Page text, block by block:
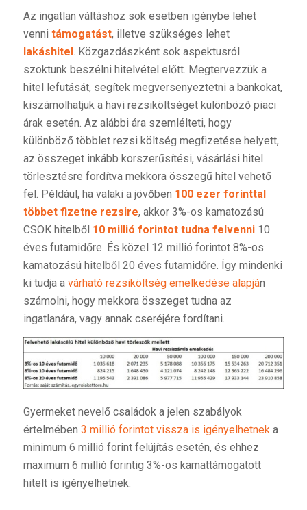
Az ingatlan váltáshoz sok esetben igénybe lehet
venni támogatást, illetve szükséges lehet
lakáshitel . Közgazdászként sok aspektusról
szoktunk beszélni hitelvétel előtt. Megtervezzük a
hitel lefutását, segítek megversenyeztetni a bankokat,
kiszámolhatjuk a havi rezsiköltséget különböző piaci
árak esetén. Az alábbi ára szemlélteti, hogy
különböző többlet rezsi költség megfizetése helyett,
az összeget inkább korszerűsítési, vásárlási hitel
törlesztésre fordítva mekkora összegű hitel vehető
fel. Például, ha valaki a jövőben 100 ezer forinttal
többet fizetne rezsire, akkor 3%-os kamatozású
CSOK hitelből 10 millió forintot tudna felvenni10
éves futamidőre. És közel 12 millió forintot 8%-os
kamatozású hitelből 20 éves futamidőre. Így mindenki
ki tudja a várható rezsiköltség emelkedése alapján
számolni, hogy mekkora összeget tudna az
ingatlanára, vagy annak cseréjére fordítani.
Gyermeket nevelő családok a jelen szabályok
értelmében 3 millió forintot vissza is igényelhetneka
minimum 6 millió forint felújítás esetén, és ehhez
maximum 6 millió forintig 3%-os kamattámogatott
hitelt is igényelhetnek.